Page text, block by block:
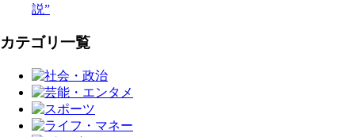
説”
カテゴリ一覧